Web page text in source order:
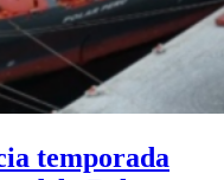
temporada